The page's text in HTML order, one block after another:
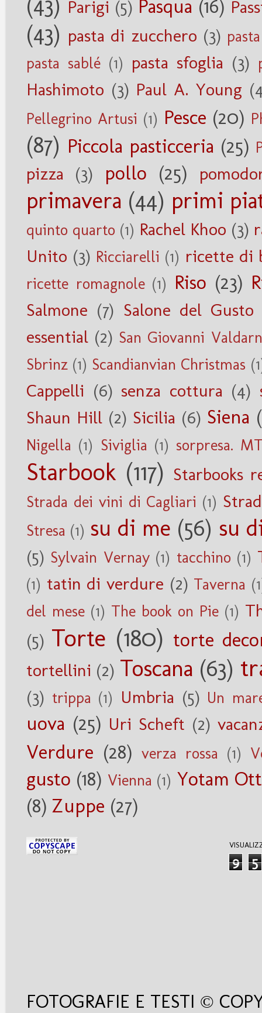
Parigi (5) Pasqua (16)
(43) pasta di zucchero (3)
pasta sablé (1) pasta sfoglia (3)
Hashimoto (3) Paul A. Young
Pellegrino Artusi (1) Pesce (20)
(87) Piccola pasticceria (25)
pizza (3) pollo (25)
primavera (44) primi
quinto quarto (1) Rachel Khoo (3)
Unito (3) Ricciarelli (1) ricette di
ricette romagnole (1) Riso (23)
Salmone (7) Salone del Gusto
essential (2) San Giovanni
Sbrinz (1) Scandianvian Christmas
Cappelli (6) senza cottura (4)
Shaun Hill (2) Sicilia (6) Siena
Nigella (1) Siviglia (1) sorpresa.
Starbook (117) Starbooks
Strada dei vini di Cagliari (1)
Stresa (1) su di me (56) su
(5) Sylvain Vernay (1) tacchino (1)
(1) tatin di verdure (2) Taverna
del mese (1) The book on Pie (1)
(5) Torte (180) torte
tortellini (2) Toscana (63)
(3) trippa (1) Umbria (5) Un
uova (25) Uri Scheft (2)
Verdure (28) verza rossa (1)
gusto (18) Vienna (1) Yotam
(8) Zuppe (27)
9 5
FOTOGRAFIE E TESTI ©